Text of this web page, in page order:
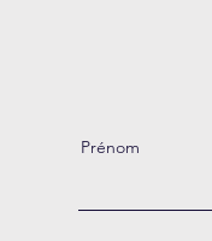
Prénom